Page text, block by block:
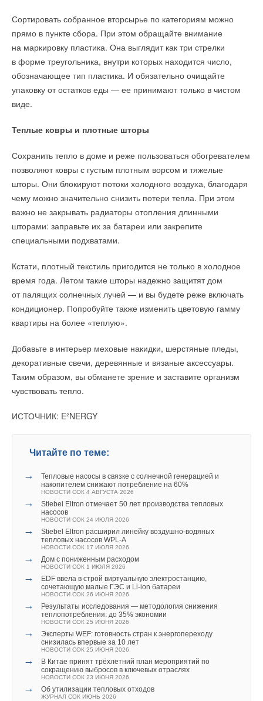
Сортировать собранное вторсырье по категориям можно
прямо в пункте сбора. При этом обращайте внимание
на маркировку пластика. Она выглядит как три стрелки
в форме треугольника, внутри которых находится число,
обозначающее тип пластика. И обязательно очищайте
упаковку от остатков еды — ее принимают только в чистом
виде.
Теплые ковры и плотные шторы
Сохранить тепло в доме и реже пользоваться обогревателем
позволяют ковры с густым плотным ворсом и тяжелые
шторы. Они блокируют потоки холодного воздуха, благодаря
чему можно значительно снизить потери тепла. При этом
важно не закрывать радиаторы отопления длинными
шторами: заправьте их за батареи или закрепите
специальными подхватами.
Кстати, плотный текстиль пригодится не только в холодное
время года. Летом такие шторы надежно защитят дом
от палящих солнечных лучей — и вы будете реже включать
кондиционер. Попробуйте также изменить цветовую гамму
квартиры на более «теплую».
Добавьте в интерьер меховые накидки, шерстяные пледы,
декоративные свечи, деревянные и вязаные аксессуары.
Таким образом, вы обманете зрение и заставите организм
чувствовать тепло.
ИСТОЧНИК: E²NERGY
Читайте по теме:
→
Тепловые насосы в связке с солнечной генерацией и
накопителем снижают потребление на 60%
НОВОСТИ СОК 4 АВГУСТА 2026
→
Stiebel Eltron отмечает 50 лет производства тепловых
насосов
НОВОСТИ СОК 24 ИЮЛЯ 2026
→
Stiebel Eltron расширил линейку воздушно-водяных
тепловых насосов WPL-A
НОВОСТИ СОК 17 ИЮЛЯ 2026
→ Дом с пониженным расходом
НОВОСТИ СОК 1 ИЮЛЯ 2026
→
EDF ввела в строй виртуальную электростанцию,
сочетающую малые ГЭС и Li-ion батареи
НОВОСТИ СОК 26 ИЮНЯ 2026
→
Результаты исследования — методология снижения
теплопотребления: до 35% экономии
НОВОСТИ СОК 25 ИЮНЯ 2026
→
Эксперты WEF: готовность стран к энергопереходу
снизилась впервые за 10 лет
НОВОСТИ СОК 25 ИЮНЯ 2026
→
В Китае принят трёхлетний план мероприятий по
сокращению выбросов в ключевых отраслях
НОВОСТИ СОК 23 ИЮНЯ 2026
→ Об утилизации тепловых отходов
ЖУРНАЛ СОК ИЮНЬ 2026